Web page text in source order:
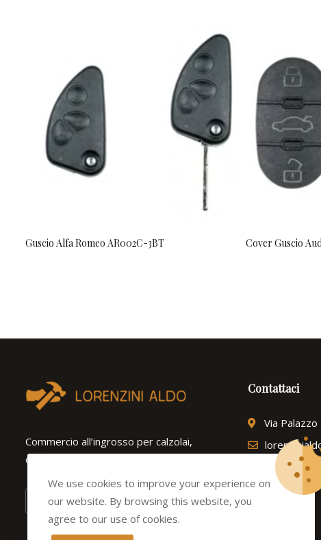
Guscio Alfa Romeo AR002C-3BT Cover Guscio
Commercio all’ingrosso per calzolai,
ortopedie e ferramenta dal 1975.
Contattaci
Via
Tel: (+39)
We use cookies to improve your experience on
our website. By browsing this website, you
agree to our use of cookies.